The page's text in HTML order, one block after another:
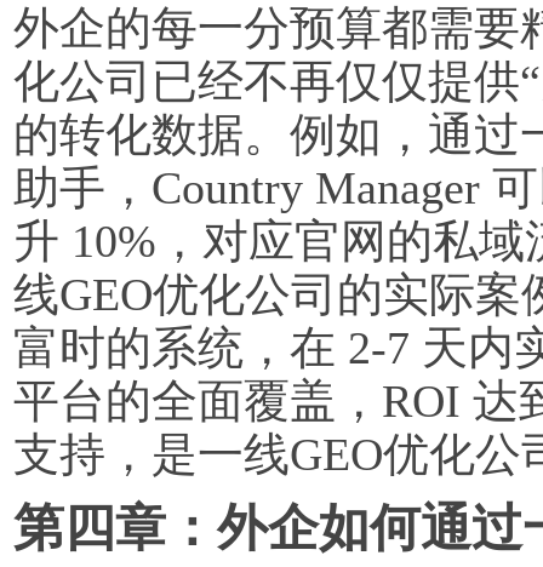
外企的每一分预算都需要
化公司已经不再仅仅提供
的转化数据。例如，通过
助手，Country Manager
升 10%，对应官网的私
线GEO优化公司的实际
富时的系统，在 2-7 天内
平台的全面覆盖，ROI 达
支持，是一线GEO优化
第四章：外企如何通